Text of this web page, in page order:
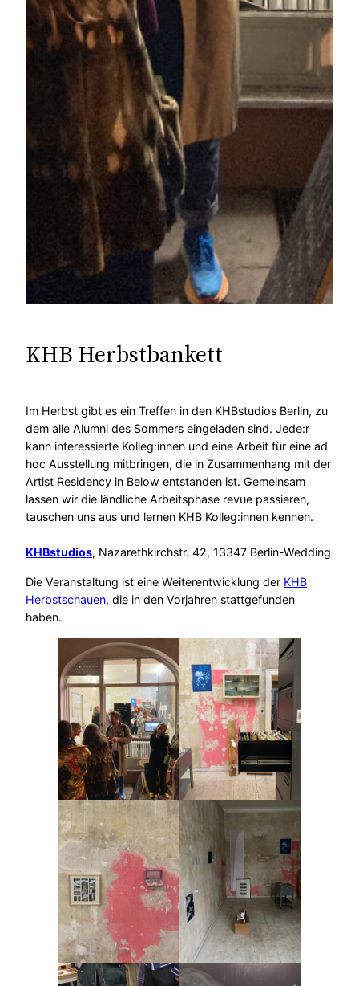
KHB Herbstbankett
Im Herbst gibt es ein Treffen in den KHBstudios Berlin, zu
dem alle Alumni des Sommers eingeladen sind. Jede:r
kann interessierte Kolleg:innen und eine Arbeit für eine ad
hoc Ausstellung mitbringen, die in Zusammenhang mit der
Artist Residency in Below entstanden ist. Gemeinsam
lassen wir die ländliche Arbeitsphase revue passieren,
tauschen uns aus und lernen KHB Kolleg:innen kennen.
KHBstudios, Nazarethkirchstr. 42, 13347 Berlin-Wedding
Die Veranstaltung ist eine Weiterentwicklung der KHB
Herbstschauen, die in den Vorjahren stattgefunden
haben.